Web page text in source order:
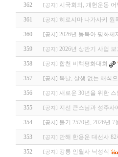
362 [공지 ] 시국회의, 개헌운동
361 [공지 ] 히로시마 나가사키
360 [공지 ] 2026년 동북아 평화체
359 [공지 ] 2026년 상반기 사업 보
358 [공지 ] 합천 비핵평화대회
357 [공지 ] 복날, 살생 없는 채식
356 [공지 ] 새로운 30년을 위한
355 [공지 ] 지선 큰스님과 성주사
354 [공지 ] 불기 2570년, 2026년
353 [공지 ] 만해 한용운 대선사
352 [공지 ] 강릉 인월사 낙성식